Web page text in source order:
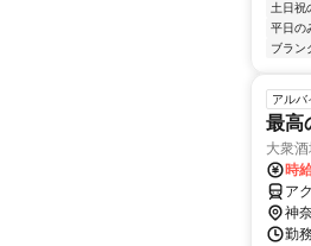
土日祝
平日の
ブラン
アルバ
最高
大衆
時
ア
神
勤